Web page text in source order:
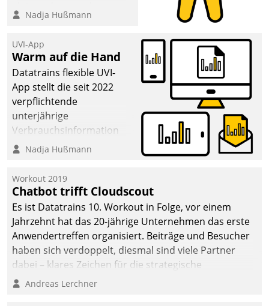
methodisch
Quartier. Dazwischen
zeigte Datatrain, was es
Neues zu bieten hat.
Nadja Hußmann
UVI-App
Warm auf die Hand
Datatrains flexible UVI-
App stellt die seit 2022
verpflichtende
unterjährige
Verbrauchsinformation
schnell, zuverlässig und
Die monatlichen
Mitteilungen zum
Heizungs- und
Wasserverbrauch gehen
automatisiert, vollständig
und auf Wunsch über
mehrere zuvor
Kommunikationswege bei
Nadja Hußmann
Workout 2019
Chatbot trifft Cloudscout
Es ist Datatrains 10. Workout in Folge, vor einem
Jahrzehnt hat das 20-jährige Unternehmen das erste
Anwendertreffen organisiert. Beiträge und Besucher
haben sich verdoppelt, diesmal sind viele Partner
dabei – klares Zeichen für die strategische
Fokussierung auf den Kunden.
Andreas Lerchner